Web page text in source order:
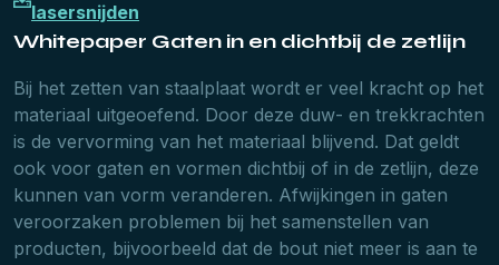
lasersnijden
Whitepaper Gaten in en dichtbij de zetlijn
Bij het zetten van staalplaat wordt er veel kracht op het
materiaal uitgeoefend. Door deze duw- en trekkrachten
is de vervorming van het materiaal blijvend. Dat geldt
ook voor gaten en vormen dichtbij of in de zetlijn, deze
kunnen van vorm veranderen. Afwijkingen in gaten
veroorzaken problemen bij het samenstellen van
producten, bijvoorbeeld dat de bout niet meer is aan te